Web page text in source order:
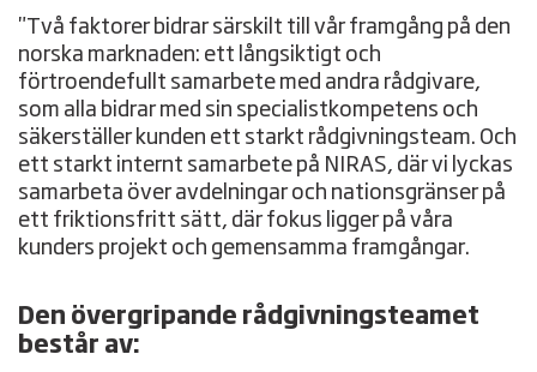
"Två faktorer bidrar särskilt till vår framgång på den
norska marknaden: ett långsiktigt och
förtroendefullt samarbete med andra rådgivare,
som alla bidrar med sin specialistkompetens och
säkerställer kunden ett starkt rådgivningsteam. Och
ett starkt internt samarbete på NIRAS, där vi lyckas
samarbeta över avdelningar och nationsgränser på
ett friktionsfritt sätt, där fokus ligger på våra
kunders projekt och gemensamma framgångar.
Den övergripande rådgivningsteamet
består av: